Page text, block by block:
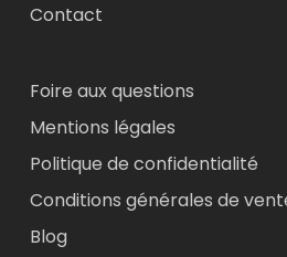
Contact
Foire aux questions
Mentions légales
Politique de confidentialité
Conditions générales de
Blog